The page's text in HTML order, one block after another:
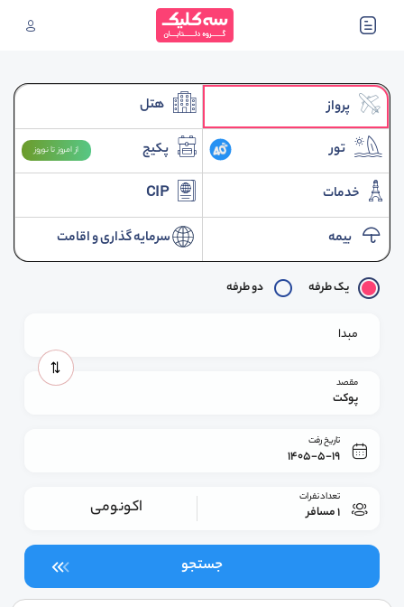
پرواز هتل
تور پکیج از امروز تا نوروز
خدمات CIP
بیمه سرمایه گذاری و اقامت
یک طرفه دو طرفه
مبدا
مقصد
پوکت
تاریخ رفت
1405-5-19
تعداد نفرات
1 مسافر اکونومی
جستجو